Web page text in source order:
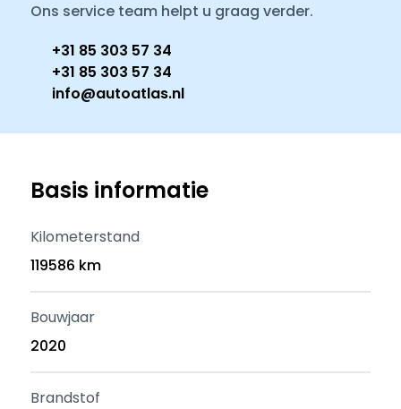
Ons service team helpt u graag verder.
+31 85 303 57 34
+31 85 303 57 34
info@autoatlas.nl
Basis informatie
Kilometerstand
119586 km
Bouwjaar
2020
Brandstof